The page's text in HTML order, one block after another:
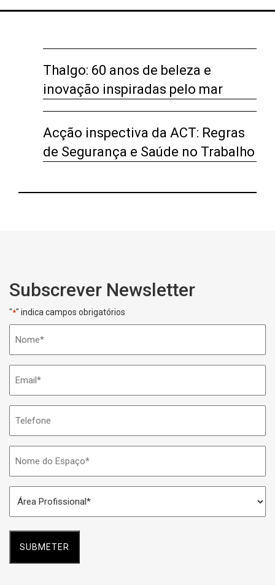
Thalgo: 60 anos de beleza e
inovação inspiradas pelo mar
Acção inspectiva da ACT: Regras
de Segurança e Saúde no Trabalho
Subscrever Newsletter
"*" indica campos obrigatórios
do
Espaço
Profissional
*